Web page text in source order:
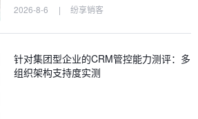
2026-8-6 | 纷享销客
针对集团型企业的CRM管控能力测评：多
组织架构支持度实测